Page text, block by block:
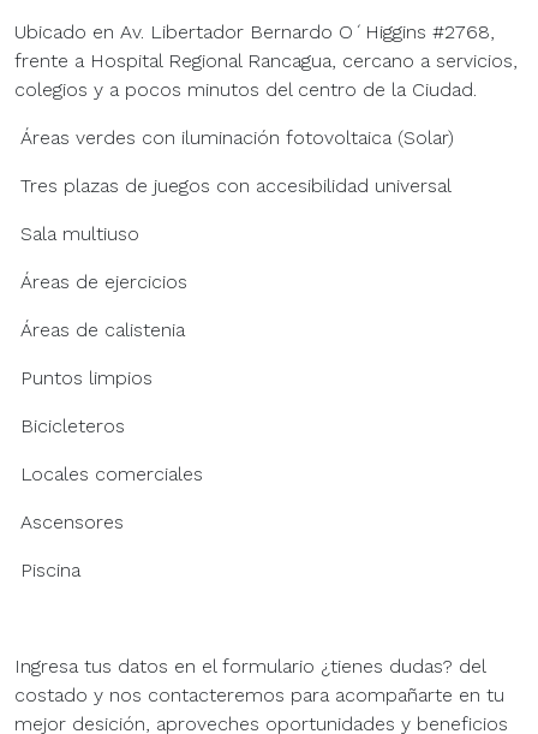
Ubicado en Av. Libertador Bernardo O´Higgins #2768,
frente a Hospital Regional Rancagua, cercano a servicios,
colegios y a pocos minutos del centro de la Ciudad.
Áreas verdes con iluminación fotovoltaica (Solar)
Tres plazas de juegos con accesibilidad universal
Sala multiuso
Áreas de ejercicios
Áreas de calistenia
Puntos limpios
Bicicleteros
Locales comerciales
Ascensores
Piscina
Ingresa tus datos en el formulario ¿tienes dudas? del
costado y nos contacteremos para acompañarte en tu
mejor desición, aproveches oportunidades y beneficios